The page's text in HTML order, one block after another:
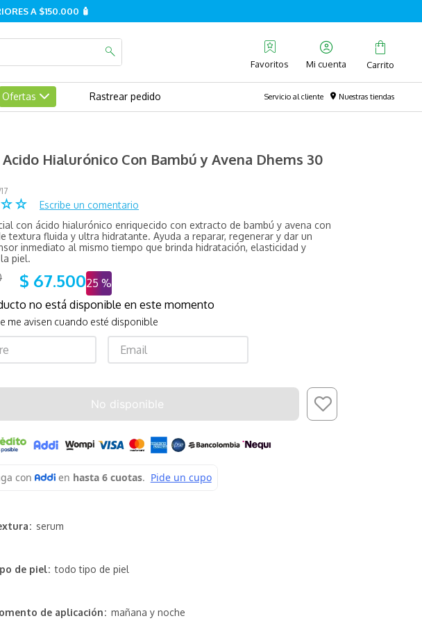
A $150.000 🧴
Favoritos
Ofertas Rastrear pedido Servicio al cliente Nuestras tiendas
Hialurónico Con Bambú y Avena Dhems 30
☆☆
Escribe un comentario
con ácido hialurónico enriquecido con extracto de bambú y avena con
textura fluida y ultra hidratante. Ayuda a reparar, regenerar y dar un
inmediato al mismo tiempo que brinda hidratación, elasticidad y
piel.
$ 67.50025 %
no está disponible en este momento
me avisen cuando esté disponible
No disponible
de piel todo tipo de piel
serum
de aplicación mañana y noche